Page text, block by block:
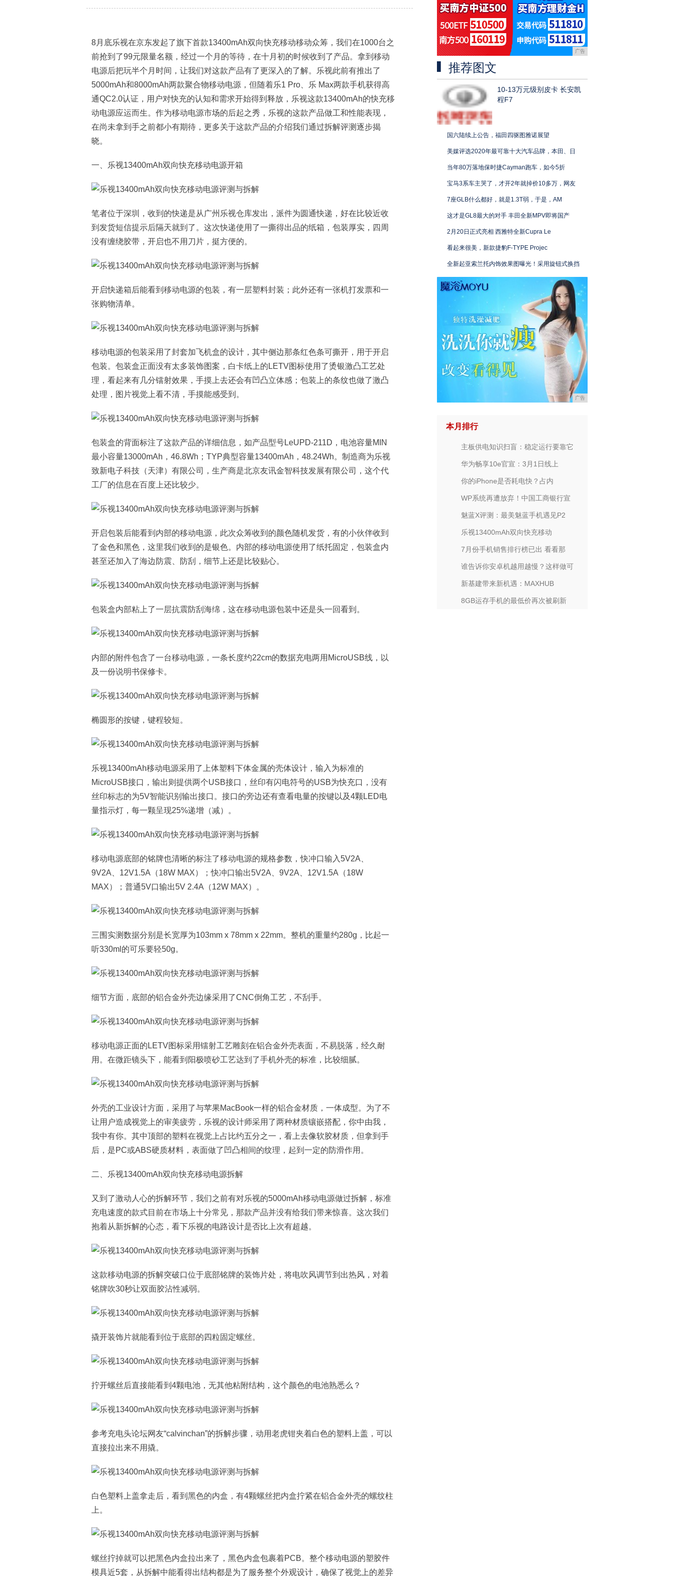
8月底乐视在京东发起了旗下首款13400mAh双向快充移动移动众筹，我们在1000台之
前抢到了99元限量名额，经过一个月的等待，在十月初的时候收到了产品。拿到移动
电源后把玩半个月时间，让我们对这款产品有了更深入的了解。乐视此前有推出了
5000mAh和8000mAh两款聚合物移动电源，但随着乐1 Pro、乐 Max两款手机获得高
通QC2.0认证，用户对快充的认知和需求开始得到释放，乐视这款13400mAh的快充移
动电源应运而生。作为移动电源市场的后起之秀，乐视的这款产品做工和性能表现，
在尚未拿到手之前都小有期待，更多关于这款产品的介绍我们通过拆解评测逐步揭
晓。
一、乐视13400mAh双向快充移动电源开箱
笔者位于深圳，收到的快递是从广州乐视仓库发出，派件为圆通快递，好在比较近收
到发货短信提示后隔天就到了。这次快递使用了一撕得出品的纸箱，包装厚实，四周
没有缠绕胶带，开启也不用刀片，挺方便的。
开启快递箱后能看到移动电源的包装，有一层塑料封装；此外还有一张机打发票和一
张购物清单。
移动电源的包装采用了封套加飞机盒的设计，其中侧边那条红色条可撕开，用于开启
包装。包装盒正面没有太多装饰图案，白卡纸上的LETV图标使用了烫银激凸工艺处
理，看起来有几分镭射效果，手摸上去还会有凹凸立体感；包装上的条纹也做了激凸
处理，图片视觉上看不清，手摸能感受到。
包装盒的背面标注了这款产品的详细信息，如产品型号LeUPD-211D，电池容量MIN
最小容量13000mAh，46.8Wh；TYP典型容量13400mAh，48.24Wh。制造商为乐视
致新电子科技（天津）有限公司，生产商是北京友讯金智科技发展有限公司，这个代
工厂的信息在百度上还比较少。
开启包装后能看到内部的移动电源，此次众筹收到的颜色随机发货，有的小伙伴收到
了金色和黑色，这里我们收到的是银色。内部的移动电源使用了纸托固定，包装盒内
甚至还加入了海边防震、防刮，细节上还是比较贴心。
包装盒内部粘上了一层抗震防刮海绵，这在移动电源包装中还是头一回看到。
内部的附件包含了一台移动电源，一条长度约22cm的数据充电两用MicroUSB线，以
及一份说明书保修卡。
椭圆形的按键，键程较短。
乐视13400mAh移动电源采用了上体塑料下体金属的壳体设计，输入为标准的
MicroUSB接口，输出则提供两个USB接口，丝印有闪电符号的USB为快充口，没有
丝印标志的为5V智能识别输出接口。接口的旁边还有查看电量的按键以及4颗LED电
量指示灯，每一颗呈现25%递增（减）。
移动电源底部的铭牌也清晰的标注了移动电源的规格参数，快冲口输入5V2A、
9V2A、12V1.5A（18W MAX）；快冲口输出5V2A、9V2A、12V1.5A（18W
MAX）；普通5V口输出5V 2.4A（12W MAX）。
三围实测数据分别是长宽厚为103mm x 78mm x 22mm。整机的重量约280g，比起一
听330ml的可乐要轻50g。
细节方面，底部的铝合金外壳边缘采用了CNC倒角工艺，不刮手。
移动电源正面的LETV图标采用镭射工艺雕刻在铝合金外壳表面，不易脱落，经久耐
用。在微距镜头下，能看到阳极喷砂工艺达到了手机外壳的标准，比较细腻。
外壳的工业设计方面，采用了与苹果MacBook一样的铝合金材质，一体成型。为了不
让用户造成视觉上的审美疲劳，乐视的设计师采用了两种材质镶嵌搭配，你中由我，
我中有你。其中顶部的塑料在视觉上占比约五分之一，看上去像软胶材质，但拿到手
后，是PC或ABS硬质材料，表面做了凹凸相间的纹理，起到一定的防滑作用。
二、乐视13400mAh双向快充移动电源拆解
又到了激动人心的拆解环节，我们之前有对乐视的5000mAh移动电源做过拆解，标准
充电速度的款式目前在市场上十分常见，那款产品并没有给我们带来惊喜。这次我们
抱着从新拆解的心态，看下乐视的电路设计是否比上次有超越。
这款移动电源的拆解突破口位于底部铭牌的装饰片处，将电吹风调节到出热风，对着
铭牌吹30秒让双面胶沾性减弱。
撬开装饰片就能看到位于底部的四粒固定螺丝。
拧开螺丝后直接能看到4颗电池，无其他粘附结构，这个颜色的电池熟悉么？
参考充电头论坛网友“calvinchan”的拆解步骤，动用老虎钳夹着白色的塑料上盖，可以
直接拉出来不用撬。
白色塑料上盖拿走后，看到黑色的内盒，有4颗螺丝把内盒拧紧在铝合金外壳的螺纹柱
上。
螺丝拧掉就可以把黑色内盒拉出来了，黑色内盒包裹着PCB。整个移动电源的塑胶件
模具近5套，从拆解中能看得出结构都是为了服务整个外观设计，确保了视觉上的差异
广告
推荐图文
10-13万元级别皮卡 长安凯
程F7
国六陆续上公告，福田四驱图雅诺展望
美媒评选2020年最可靠十大汽车品牌，本田、日
当年80万落地保时捷Cayman跑车，如今5折
宝马3系车主哭了，才开2年就掉价10多万，网友
7座GLB什么都好，就是1.3T弱，于是，AM
这才是GL8最大的对手 丰田全新MPV即将国产
2月20日正式亮相 西雅特全新Cupra Le
看起来很美，新款捷豹F-TYPE Projec
全新起亚索兰托内饰效果图曝光！采用旋钮式换挡
广告
本月排行
主板供电知识扫盲：稳定运行要靠它
华为畅享10e官宣：3月1日线上
你的iPhone是否耗电快？占内
WP系统再遭放弃！中国工商银行宣
魅蓝X评测：最美魅蓝手机遇见P2
乐视13400mAh双向快充移动
7月份手机销售排行榜已出 看看那
谁告诉你安卓机越用越慢？这样做可
新基建带来新机遇：MAXHUB
8GB运存手机的最低价再次被刷新